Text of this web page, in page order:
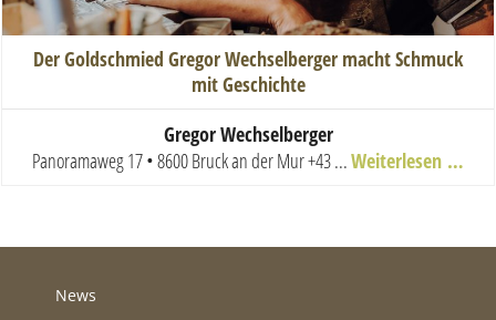
Der Goldschmied Gregor Wechselberger macht Schmuck
mit Geschichte
Gregor Wechselberger
Panoramaweg 17 • 8600 Bruck an der Mur+43 ...Weiterlesen …
News